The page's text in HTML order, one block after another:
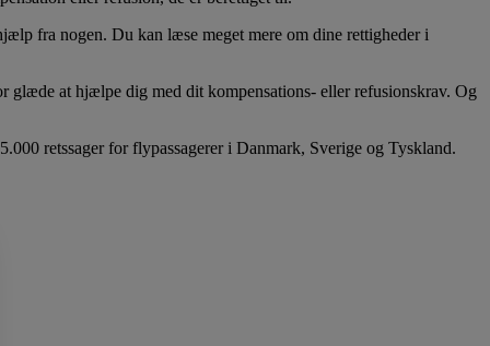
fra nogen. Du kan læse meget mere om dine rettigheder i
at hjælpe dig med dit kompensations- eller refusionskrav. Og
retssager for flypassagerer i Danmark, Sverige og Tyskland.